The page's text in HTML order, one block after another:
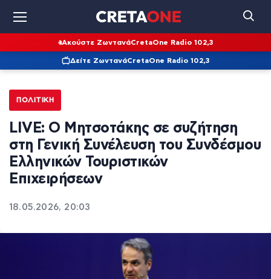
Ακούστε ΖωντανάCretaOne Radio 102,3
Δείτε ΖωντανάCretaOne Radio 102,3
ΠΟΛΙΤΙΚΉ
LIVE: Ο Μητσοτάκης σε συζήτηση
στη Γενική Συνέλευση του Συνδέσμου
Ελληνικών Τουριστικών
Επιχειρήσεων
18.05.2026, 20:03